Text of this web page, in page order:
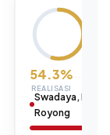
54.3%
REALISASI
Swadaya,
Royong